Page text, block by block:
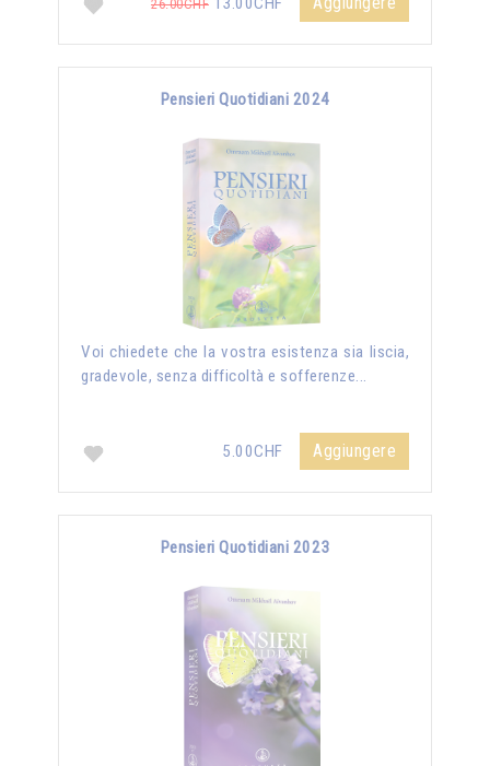
26.00CHF
Pensieri Quotidiani 2024
Voi chiedete che la vostra esistenza sia liscia,
gradevole, senza difficoltà e sofferenze...
5.00CHF Aggiungere
Pensieri Quotidiani 2023